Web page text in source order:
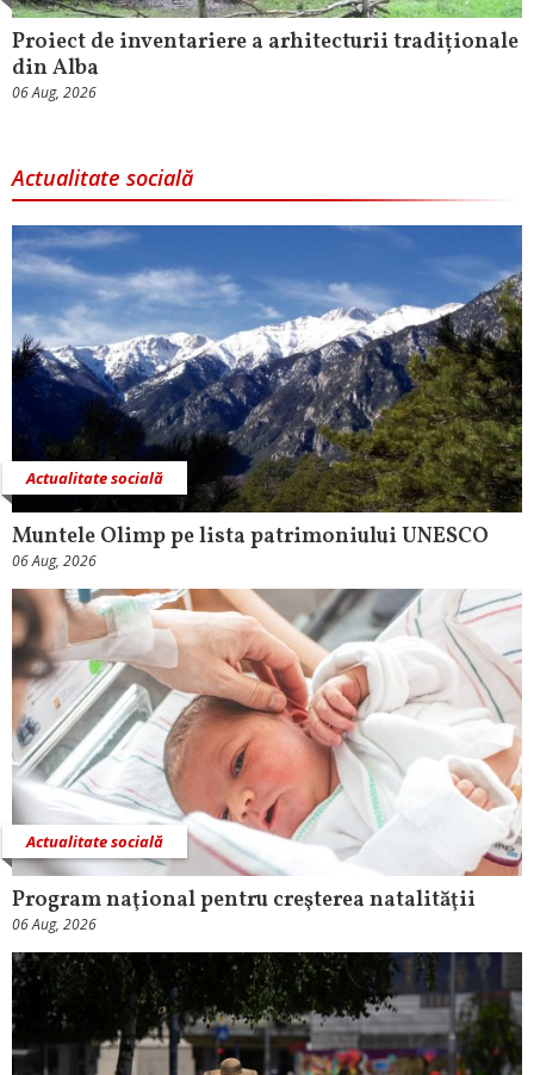
Proiect de inventariere a arhitecturii tradiționale
din Alba
06 Aug, 2026
Actualitate socială
Actualitate socială
Muntele Olimp pe lista patrimoniului UNESCO
06 Aug, 2026
Actualitate socială
Program naţional pentru creşterea natalităţii
06 Aug, 2026